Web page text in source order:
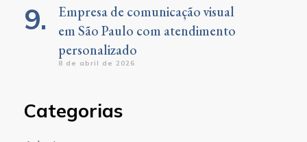
Empresa de comunicação visual
em São Paulo com atendimento
personalizado
8 de abril de 2026
Categorias